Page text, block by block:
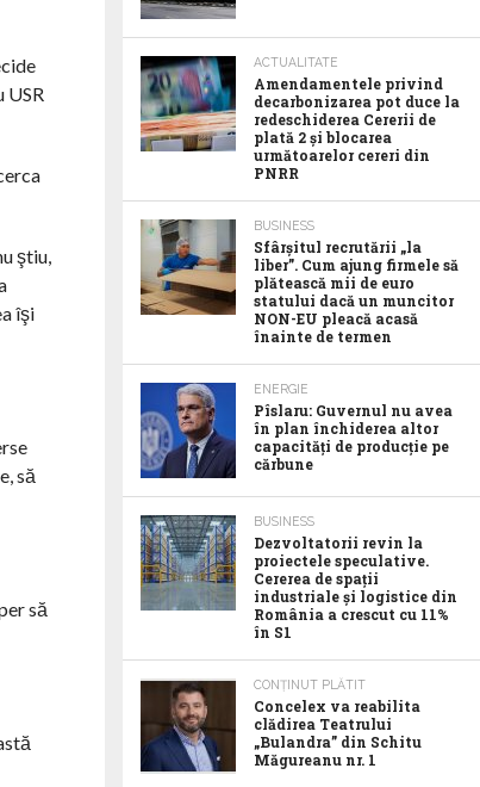
USR
ştiu,
îşi
să
să
ACTUALITATE
Amendamentele privind
decarbonizarea pot duce la
redeschiderea Cererii de
plată 2 și blocarea
următoarelor cereri din
PNRR
BUSINESS
Sfârșitul recrutării „la
liber”. Cum ajung firmele să
plătească mii de euro
statului dacă un muncitor
NON-EU pleacă acasă
înainte de termen
ENERGIE
Pîslaru: Guvernul nu avea
în plan închiderea altor
capacități de producție pe
cărbune
BUSINESS
Dezvoltatorii revin la
proiectele speculative.
Cererea de spații
industriale și logistice din
România a crescut cu 11%
în S1
CONȚINUT PLĂTIT
Concelex va reabilita
clădirea Teatrului
„Bulandra” din Schitu
Măgureanu nr. 1